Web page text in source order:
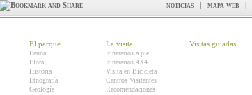
noticias | mapa web |
El parque
Fauna
Flora
Historia
Etnografía
Geología
La visita
Itinerarios a pie
Itinerarios 4X4
Visita en Bicicleta
Centros Visitantes
Recomendaciones
Visitas guiadas